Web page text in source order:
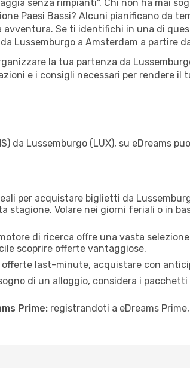
senza rimpianti". Chi non ha mai
Paesi Bassi? Alcuni pianificano da
avventura. Se ti identifichi in una di
Lussemburgo a Amsterdam a partire
la tua partenza da
e i consigli necessari per rendere il
da Lussemburgo (LUX), su eDreams
per acquistare biglietti da
stagione. Volare nei giorni feriali o in
di ricerca offre una vasta
scoprire offerte vantaggiose.
last-minute, acquistare con
di un alloggio, considera i
Prime: registrandoti a eDreams